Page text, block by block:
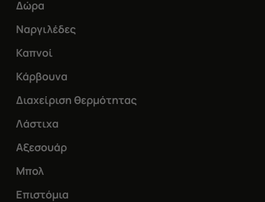
Δώρα
Ναργιλέδες
Καπνοί
Κάρβουνα
Διαχείριση θερμότητας
Λάστιχα
Αξεσουάρ
Μπολ
Επιστόμια